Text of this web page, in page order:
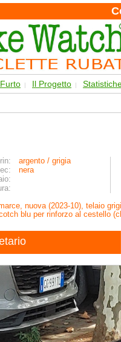
| Il Progetto |
argento / grigia
nera
nuova (2023-10), telaio
blu per rinforzo al cestello